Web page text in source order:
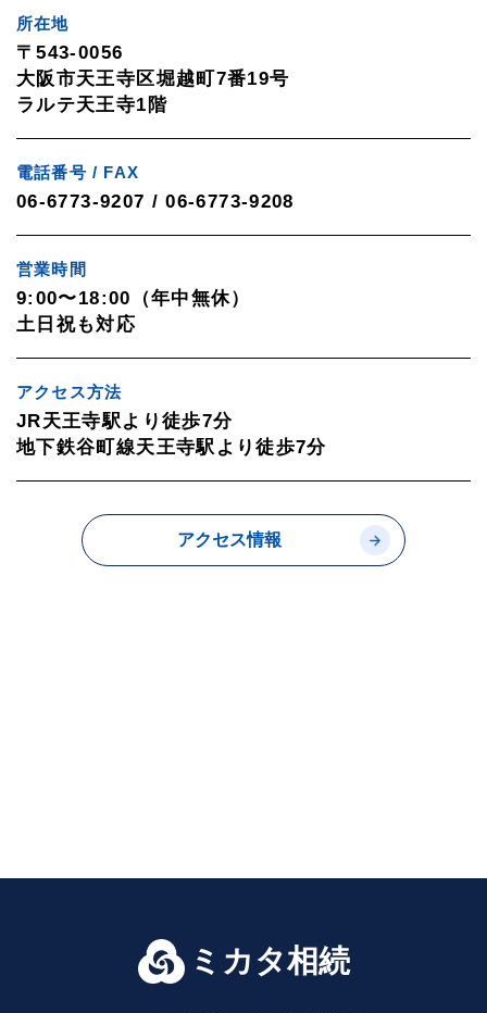
所在地
〒543-0056
大阪市天王寺区堀越町7番19号
ラルテ天王寺1階
電話番号 / FAX
06-6773-9207 / 06-6773-9208
営業時間
9:00〜18:00（年中無休）
土日祝も対応
アクセス方法
JR天王寺駅より徒歩7分
地下鉄谷町線天王寺駅より徒歩7分
アクセス情報
ミカタ相続